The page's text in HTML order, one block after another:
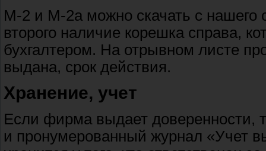
М-2 и М-2а можно скачать с нашего
второго наличие корешка справа,
бухгалтером. На отрывном листе
выдана, срок действия.
Хранение, учет
Если фирма выдает доверенности,
и пронумерованный журнал «Учет